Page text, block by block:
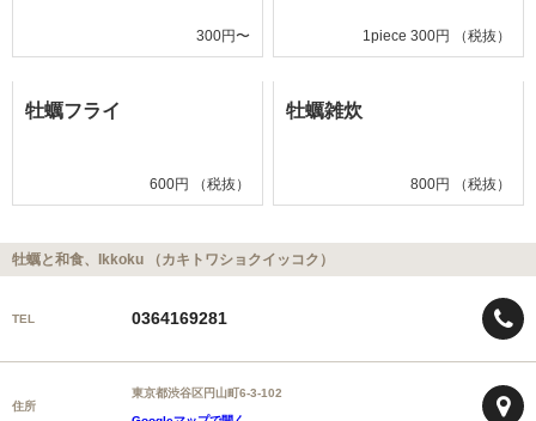
300円〜 1piece 300円 （税抜）
牡蠣フライ
600円 （税抜）
牡蠣雑炊
800円 （税抜）
牡蠣と和食、Ikkoku （カキトワショクイッコク）
TEL 0364169281
住所
東京都渋谷区円山町6-3-102